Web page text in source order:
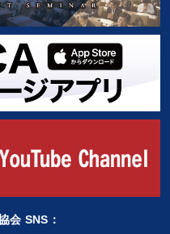
会 SNS：